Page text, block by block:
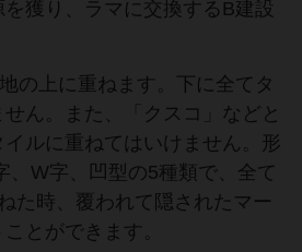
獲り、ラマに交換するB建設
の上に重ねます。下に全てタ
ん。また、「クスコ」などと
イルに重ねてはいけません。形
、W字、凹型の5種類で、全て
た時、覆われて隠されたマー
とができます。